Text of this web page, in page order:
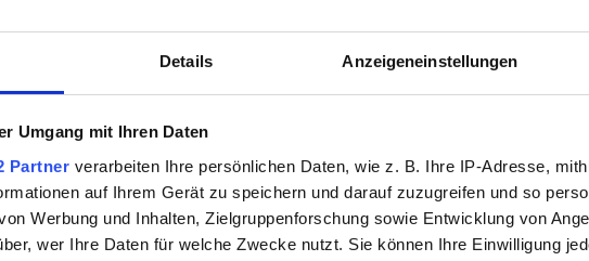
Details Anzeigeneinstellungen
Umgang mit Ihren Daten
Partner verarbeiten Ihre persönlichen Daten, wie z. B. Ihre IP-Adresse,
auf Ihrem Gerät zu speichern und darauf zuzugreifen und so
Werbung und Inhalten, Zielgruppenforschung sowie Entwicklung von
wer Ihre Daten für welche Zwecke nutzt. Sie können Ihre Einwilligung
Creator's Breda Glass Nippers
Glasbrechzange
Fusingform Runder Teller